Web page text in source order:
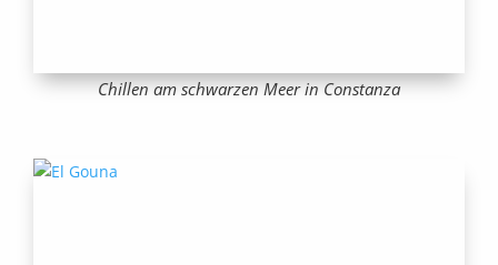
Chillen am schwarzen Meer in Constanza